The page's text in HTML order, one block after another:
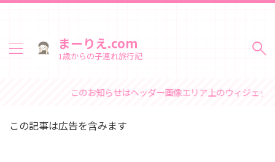
まーりえ.com
1歳からの子連れ旅行記
このお知らせはヘッダー画像エリア上のウィジェットで変
この記事は広告を含みます